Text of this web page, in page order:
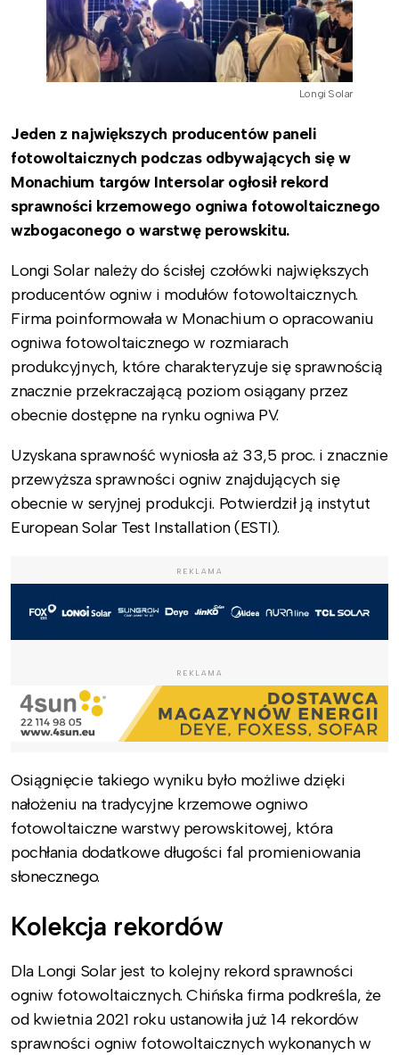
Longi Solar
Jeden z największych producentów paneli
fotowoltaicznych podczas odbywających się w
Monachium targów Intersolar ogłosił rekord
sprawności krzemowego ogniwa fotowoltaicznego
wzbogaconego o warstwę perowskitu.
Longi Solar należy do ścisłej czołówki największych
producentów ogniw i modułów fotowoltaicznych.
Firma poinformowała w Monachium o opracowaniu
ogniwa fotowoltaicznego w rozmiarach
produkcyjnych, które charakteryzuje się sprawnością
znacznie przekraczającą poziom osiągany przez
obecnie dostępne na rynku ogniwa PV.
Uzyskana sprawność wyniosła aż 33,5 proc. i znacznie
przewyższa sprawności ogniw znajdujących się
obecnie w seryjnej produkcji. Potwierdził ją instytut
European Solar Test Installation (ESTI).
REKLAMA
REKLAMA
Osiągnięcie takiego wyniku było możliwe dzięki
nałożeniu na tradycyjne krzemowe ogniwo
fotowoltaiczne warstwy perowskitowej, która
pochłania dodatkowe długości fal promieniowania
słonecznego.
Kolekcja rekordów
Dla Longi Solar jest to kolejny rekord sprawności
ogniw fotowoltaicznych. Chińska firma podkreśla, że
od kwietnia 2021 roku ustanowiła już 14 rekordów
sprawności ogniw fotowoltaicznych wykonanych w